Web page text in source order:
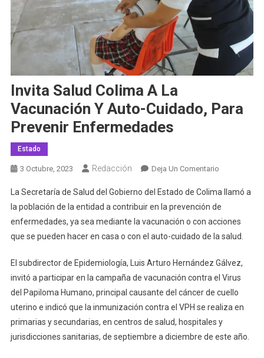
Invita Salud Colima A La
Vacunación Y Auto-Cuidado, Para
Prevenir Enfermedades
Estado
3 Octubre, 2023 Redacción Deja Un ComentarioEn
Salud
Colima
A
La
Y
Auto-
Cuidado,
Para
La Secretaría de Salud del Gobierno del Estado de Colima llamó a
la población de la entidad a contribuir en la prevención de
enfermedades, ya sea mediante la vacunación o con acciones
que se pueden hacer en casa o con el auto-cuidado de la salud.
El subdirector de Epidemiología, Luis Arturo Hernández Gálvez,
invitó a participar en la campaña de vacunación contra el Virus
del Papiloma Humano, principal causante del cáncer de cuello
uterino e indicó que la inmunización contra el VPH se realiza en
primarias y secundarias, en centros de salud, hospitales y
jurisdicciones sanitarias, de septiembre a diciembre de este año.